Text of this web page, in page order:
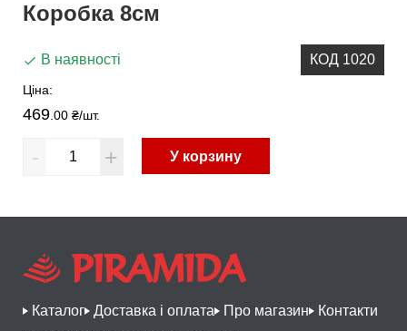
Коробка 8см
В наявності КОД 1020
Ціна:
469 .00 ₴/шт.
- + У корзину
Каталог Доставка і оплата Про магазин
Контакти